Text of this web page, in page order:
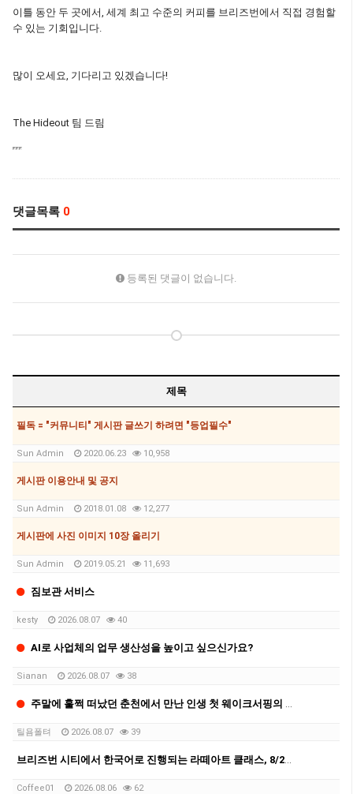
이틀 동안 두 곳에서, 세계 최고 수준의 커피를 브리즈번에서 직접 경험할
수 있는 기회입니다.
많이 오세요, 기다리고 있겠습니다!
The Hideout 팀 드림
댓글목록 0
등록된 댓글이 없습니다.
제목
필독 = "커뮤니티" 게시판 글쓰기 하려면 "등업필수"
Sun Admin 2020.06.23 10,958
게시판 이용안내 및 공지
Sun Admin 2018.01.08 12,277
게시판에 사진 이미지 10장 올리기
Sun Admin 2019.05.21 11,693
짐보관 서비스
kesty 2026.08.07 40
AI로 사업체의 업무 생산성을 높이고 싶으신가요?
Sianan 2026.08.07 38
주말에 훌쩍 떠났던 춘천에서 만난 인생 첫 웨이크서핑의 매력
틸욤폴텨 2026.08.07 39
브리즈번 시티에서 한국어로 진행되는 라떼아트 클래스, 8/29(토)에 열립니다
Coffee01 2026.08.06 62